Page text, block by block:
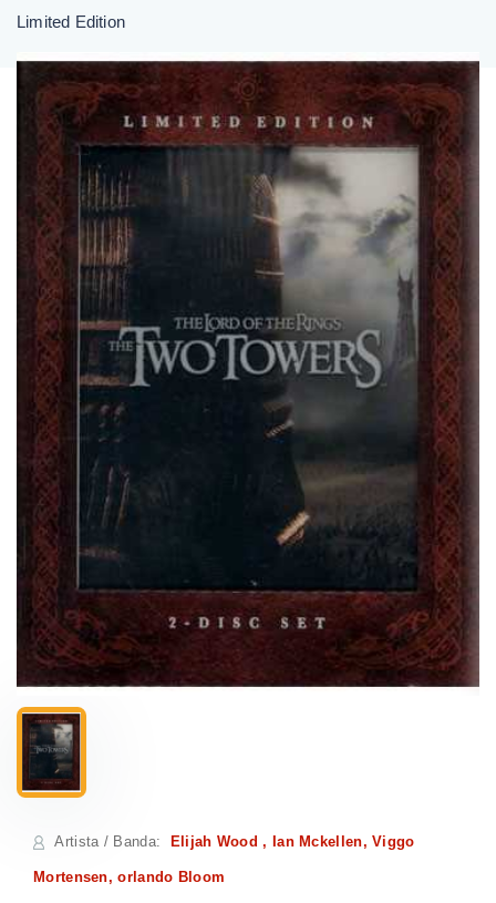
Limited Edition
Artista / Banda: Elijah Wood , Ian Mckellen, Viggo
Mortensen, orlando Bloom